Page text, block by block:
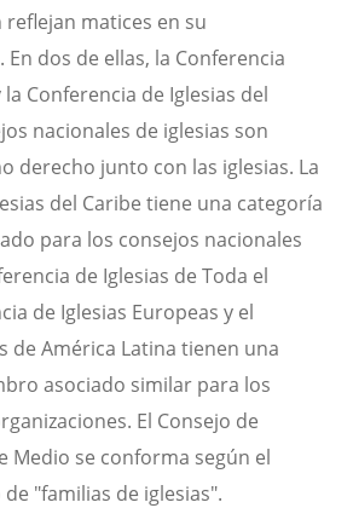
matices en su
dos de ellas, la Conferencia
Conferencia de Iglesias del
nacionales de iglesias son
derecho junto con las iglesias. La
del Caribe tiene una categoría
para los consejos nacionales
de Iglesias de Toda el
de Iglesias Europeas y el
de América Latina tienen una
asociado similar para los
El Consejo de
Medio se conforma según el
"familias de iglesias".